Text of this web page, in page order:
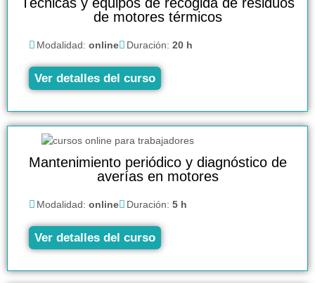
de motores térmicos
Modalidad: online Duración: 20 h
Ver detalles del curso
Mantenimiento periódico y diagnóstico de
averías en motores
Modalidad: online Duración: 5 h
Ver detalles del curso